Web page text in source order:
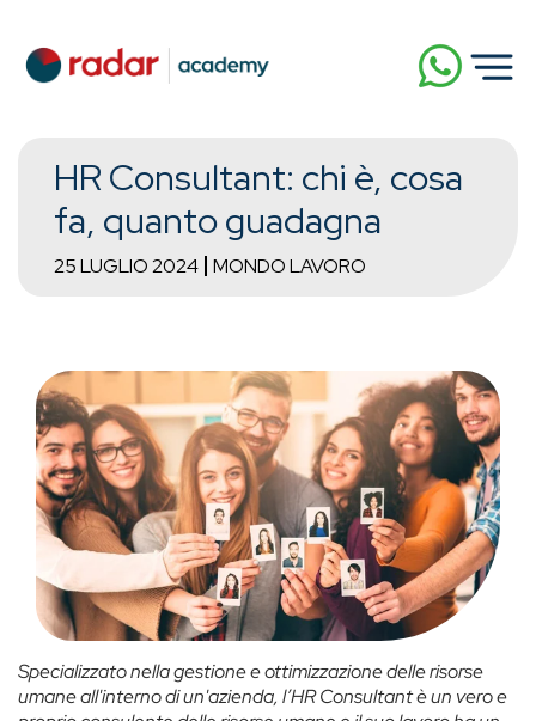
HR Consultant: chi è, cosa
fa, quanto guadagna
25 LUGLIO 2024 MONDO LAVORO
Specializzato nella gestione e ottimizzazione delle risorse
umane all'interno di un'azienda, l’HR Consultant è un vero e